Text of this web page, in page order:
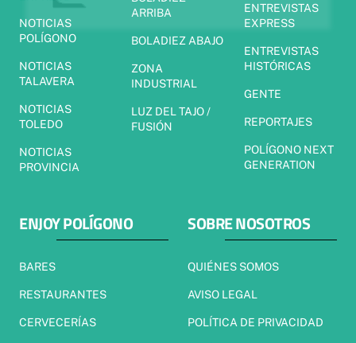
NOTICIAS
POLÍGONO
NOTICIAS
TALAVERA
NOTICIAS
TOLEDO
NOTICIAS
PROVINCIA
ARRIBA
BOLADIEZ ABAJO
ZONA
INDUSTRIAL
LUZ DEL TAJO /
FUSIÓN
ENTREVISTAS
EXPRESS
ENTREVISTAS
HISTÓRICAS
GENTE
REPORTAJES
POLÍGONO NEXT
GENERATION
ENJOY POLÍGONO
BARES
RESTAURANTES
CERVECERÍAS
SOBRE NOSOTROS
QUIÉNES SOMOS
AVISO LEGAL
POLÍTICA DE PRIVACIDAD